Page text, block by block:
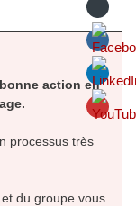
action en
processus très
du groupe vous